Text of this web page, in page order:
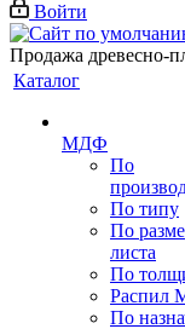
Войти
Продажа древесно-
Каталог
МДФ
По
По типу
По
листа
По
Распил
По